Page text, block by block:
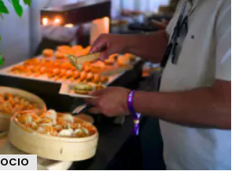
OCIO